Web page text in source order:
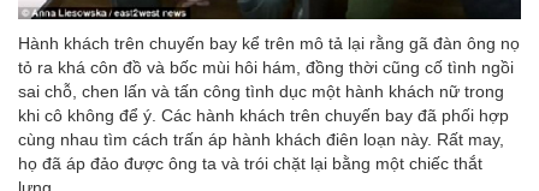
Hành khách trên chuyến bay kể trên mô tả lại rằng gã đàn ông nọ
tỏ ra khá côn đồ và bốc mùi hôi hám, đồng thời cũng cố tình ngồi
sai chỗ, chen lấn và tấn công tình dục một hành khách nữ trong
khi cô không để ý. Các hành khách trên chuyến bay đã phối hợp
cùng nhau tìm cách trấn áp hành khách điên loạn này. Rất may,
họ đã áp đảo được ông ta và trói chặt lại bằng một chiếc thắt